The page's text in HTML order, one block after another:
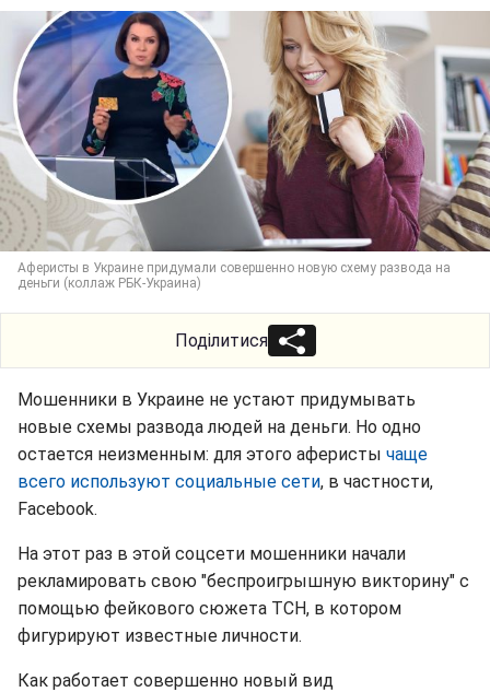
Аферисты в Украине придумали совершенно новую схему развода на
деньги (коллаж РБК-Украина)
Поділитися
Мошенники в Украине не устают придумывать
новые схемы развода людей на деньги. Но одно
остается неизменным: для этого аферисты чаще
всего используют социальные сети, в частности,
Facebook.
На этот раз в этой соцсети мошенники начали
рекламировать свою "беспроигрышную викторину" с
помощью фейкового сюжета ТСН, в котором
фигурируют известные личности.
Как работает совершенно новый вид